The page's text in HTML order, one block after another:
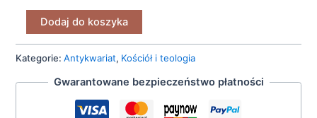
Dodaj do koszyka
Kategorie:Antykwariat, Kościół i teologia
Gwarantowane bezpieczeństwo płatności